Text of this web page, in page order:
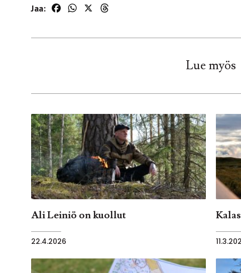
Jaa: FacebookWhatsApp
Lue myös
Ali Leiniö on kuollut
22.4.2026